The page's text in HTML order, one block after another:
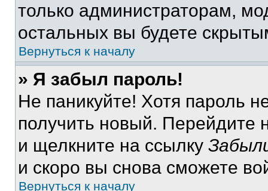
только администраторам,
остальных вы будете
Вернуться к началу
» Я забыл пароль!
Не паникуйте! Хотя пароль
получить новый. Перейдите
и щелкните на ссылку
и скоро вы снова сможете
Вернуться к началу